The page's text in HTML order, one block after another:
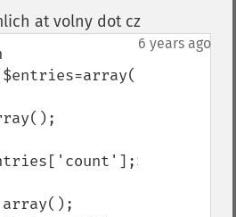
at volny dot cz¶
6 years ago